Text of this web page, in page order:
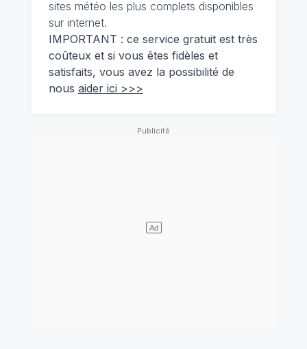
sites météo les plus complets disponibles
sur internet.
IMPORTANT : ce service gratuit est très
coûteux et si vous êtes fidèles et
satisfaits, vous avez la possibilité de
nous aider ici >>>